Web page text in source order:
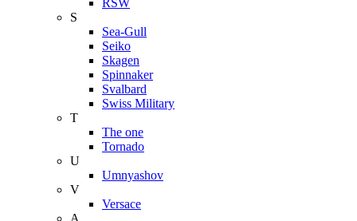
RSW
S
Sea-Gull
Seiko
Skagen
Spinnaker
Svalbard
Swiss Military
T
The one
Tornado
U
Umnyashov
V
Versace
А